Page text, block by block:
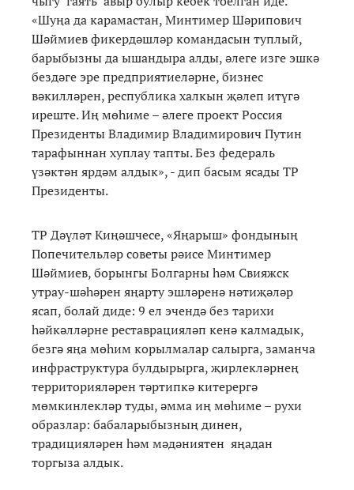
«Шуңа да карамастан, Минтимер Шәрипович
Шәймиев фикердәшләр командасын туплый,
барыбызны да ышандыра алды, әлеге изге эшкә
бездәге эре предприятиеләрне, бизнес
вәкилләрен, республика халкын җәлеп итүгә
иреште. Иң мөһиме – әлеге проект Россия
Президенты Владимир Владимирович Путин
тарафыннан хуплау тапты. Без федераль
үзәктән ярдәм алдык», - дип басым ясады ТР
Президенты.
ТР Дәүләт Киңәшчесе, «Яңарыш» фондының
Попечительләр советы рәисе Минтимер
Шәймиев, борынгы Болгарны һәм Свияжск
утрау-шәһәрен яңарту эшләренә нәтиҗәләр
ясап, болай диде: 9 ел эчендә без тарихи
һәйкәлләрне реставрацияләп кенә калмадык,
безгә яңа мөһим корылмалар салырга, заманча
инфраструктура булдырырга, җирлекләрнең
территорияләрен тәртипкә китерергә
мөмкинлекләр туды, әмма иң мөһиме – рухи
образлар: бабаларыбызның динен,
традицияләрен һәм мәдәниятен яңадан
торгыза алдык.